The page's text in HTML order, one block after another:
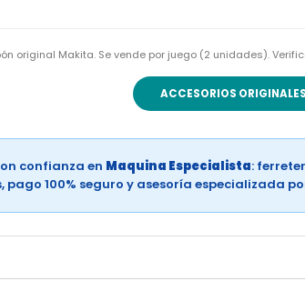
original Makita. Se vende por juego (2 unidades).
ACCESORIOS
confianza en Maquina Especialista:
pago 100% seguro y asesoría especializada